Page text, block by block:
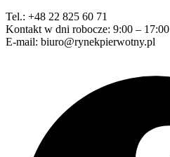
Tel.: +48 22 825 60 71
Kontakt w dni robocze: 9:00 – 17:00
E-mail: biuro@rynekpierwotny.pl